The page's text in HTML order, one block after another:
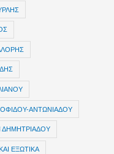
ΑΝΤΩΝΙΑΔΟΥ
ΔΗΜΗΤΡΙΑΔΟΥ
ΕΞΩΤΙΚΑ